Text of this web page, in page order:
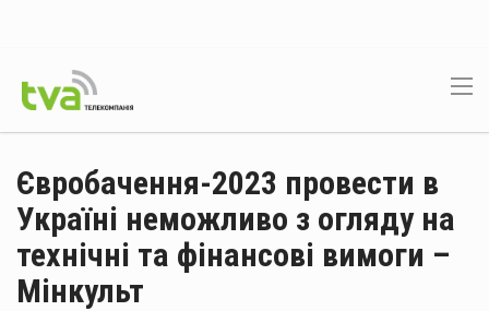
Євробачення-2023 провести в
Україні неможливо з огляду на
технічні та фінансові вимоги –
Мінкульт